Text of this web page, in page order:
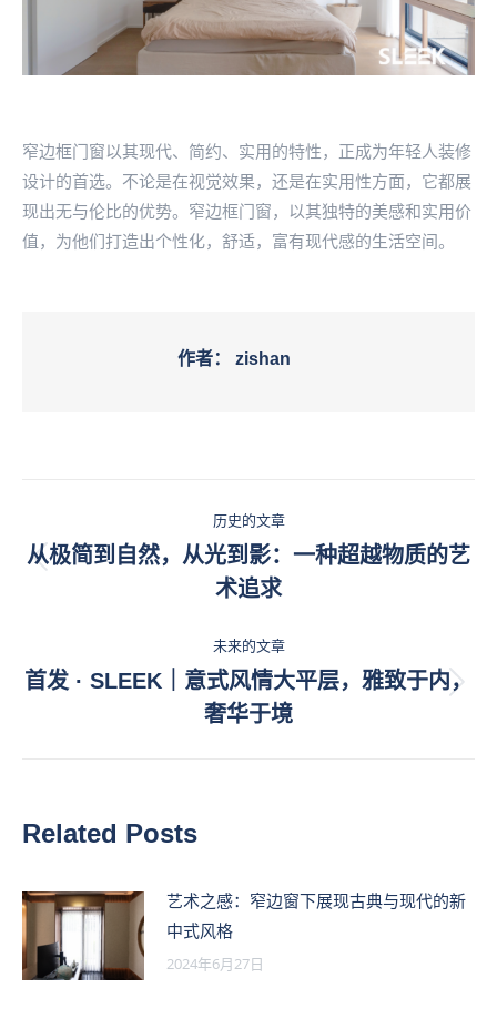
窄边框门窗以其现代、简约、实用的特性，正成为年轻人装修
设计的首选。不论是在视觉效果，还是在实用性方面，它都展
现出无与伦比的优势。窄边框门窗，以其独特的美感和实用价
值，为他们打造出个性化，舒适，富有现代感的生活空间。
作者： zishan
章
历史的文章
历
史
文
章：
从极简到自然，从光到影：一种超越物质的艺
术追求
未来的文章
未
来
首发 · SLEEK｜意式风情大平层，雅致于内，
奢华于境
Related Posts
艺术之感：窄边窗下展现古典与现代的新
中式风格
2024年6月27日